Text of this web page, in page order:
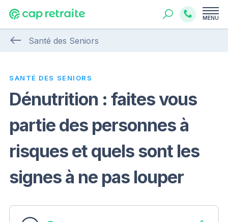
MENU
Santé des Seniors
SANTÉ DES SENIORS
Dénutrition : faites vous
partie des personnes à
risques et quels sont les
signes à ne pas louper